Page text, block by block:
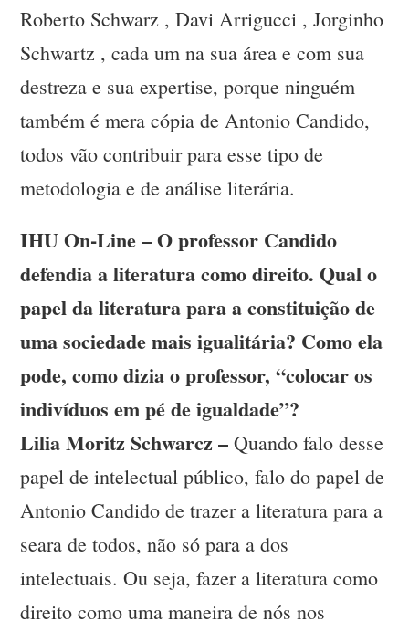
Roberto Schwarz , Davi Arrigucci , Jorginho
Schwartz , cada um na sua área e com sua
destreza e sua expertise, porque ninguém
também é mera cópia de Antonio Candido,
todos vão contribuir para esse tipo de
metodologia e de análise literária.
IHU On-Line – O professor Candido
defendia a literatura como direito. Qual o
papel da literatura para a constituição de
uma sociedade mais igualitária? Como ela
pode, como dizia o professor, “colocar os
indivíduos em pé de igualdade”?
Lilia Moritz Schwarcz – Quando falo desse
papel de intelectual público, falo do papel de
Antonio Candido de trazer a literatura para a
seara de todos, não só para a dos
intelectuais. Ou seja, fazer a literatura como
direito como uma maneira de nós nos